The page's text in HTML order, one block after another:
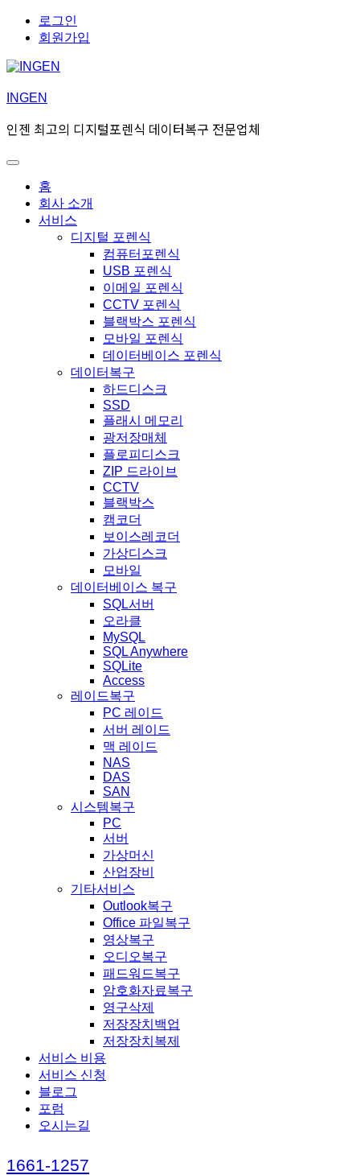
Skip
navigation
Skip
content
로그인
회원가입
INGEN
인젠 최고의 디지털포렌식 데이터복구 전문업체
Toggle
Primary
menu
홈
회사 소개
서비스
디지털 포렌식
컴퓨터포렌식
USB 포렌식
이메일 포렌식
CCTV 포렌식
블랙박스 포렌식
모바일 포렌식
데이터베이스 포렌식
데이터복구
하드디스크
SSD
플래시 메모리
광저장매체
플로피디스크
ZIP 드라이브
CCTV
블랙박스
캠코더
보이스레코더
가상디스크
모바일
데이터베이스 복구
SQL서버
오라클
MySQL
SQL Anywhere
SQLite
Access
레이드복구
PC 레이드
서버 레이드
맥 레이드
NAS
DAS
SAN
시스템복구
PC
서버
가상머신
산업장비
기타서비스
Outlook복구
Office 파일복구
영상복구
오디오복구
패드워드복구
암호화자료복구
영구삭제
저장장치백업
저장장치복제
서비스 비용
서비스 신청
블로그
포럼
오시는길
Call
1661-1257